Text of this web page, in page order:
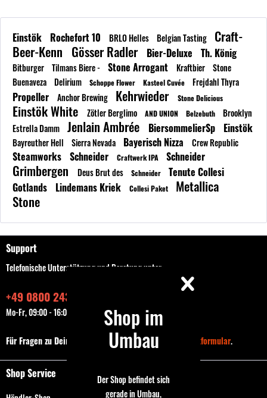
Einstök Rochefort 10 BRLO Helles Belgian Tasting
Craft-
Beer-Kenn Gösser Radler Bier-Deluxe Th. König
Bitburger Tilmans Biere - Stone Arrogant Kraftbier
Stone
Buenaveza
Delirium Schoppe Flower Kasteel Cuvée Frejdahl Thyra
Propeller Anchor Brewing Kehrwieder Stone Delicious
Einstök White Zötler Berglimo AND UNION Belzebuth
Brooklyn
Estrella Damm
Jenlain Ambrée BiersommelierSp Einstök
Bayreuther Hell Sierra Nevada Bayerisch Nizza Crew Republic
Steamworks Schneider Craftwerk IPA Schneider
Grimbergen Deus Brut des Schneider
Tenute Collesi
Gotlands
Lindemans Kriek Collesi Paket
Metallica
Stone
Support
Telefonische Unterstützung und Beratung unter:
+49 0800 243768435
Mo-Fr, 09:00 - 16:00 Uhr
Für Fragen zu Deiner Bestellung nutze bitte das Kontaktformular.
Shop Service
Shop im
Umbau
Der Shop befindet sich
gerade in Umbau,